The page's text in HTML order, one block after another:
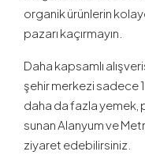
organik ürünlerin
pazarı kaçırmayın.
Daha kapsamlı
şehir merkezi sadece
daha da fazla yemek,
sunan Alanyum ve
ziyaret edebilirsiniz.